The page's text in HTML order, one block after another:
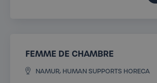
FEMME DE CHAMBRE
NAMUR, HUMAN SUPPORTS HORECA